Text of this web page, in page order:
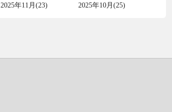
2025年11月(23)
2025年10月(25)